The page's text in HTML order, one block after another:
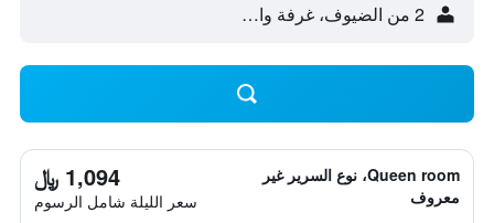
2 من الضيوف، غرفة واحدة
Queen room، نوع السرير غير
معروف
1,094 ﷼
سعر الليلة شامل الرسوم